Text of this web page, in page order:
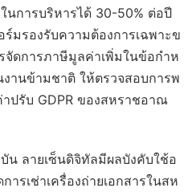
นการบริหารได้ 30-50% ต่อปี
มรองรับความต้องการเฉพาะข
จัดการภาษีมูลค่าเพิ่มในข้อกำห
งานข้ามชาติ ให้ตรวจสอบการพ
ปรับ GDPR ของสหราชอาณ
น ลายเซ็นดิจิทัลมีผลบังคับใช้อ
รเช่าเครื่องถ่ายเอกสารในสห